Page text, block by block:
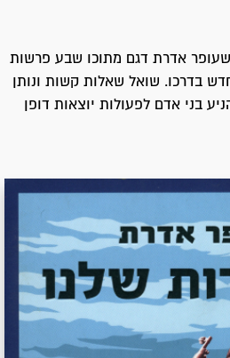
שעופר אדרת דגם מתוכו שבע פרשות
בדרכו. שואל שאלות קשות ונותן
בני אדם לפעולות יוצאות דופן